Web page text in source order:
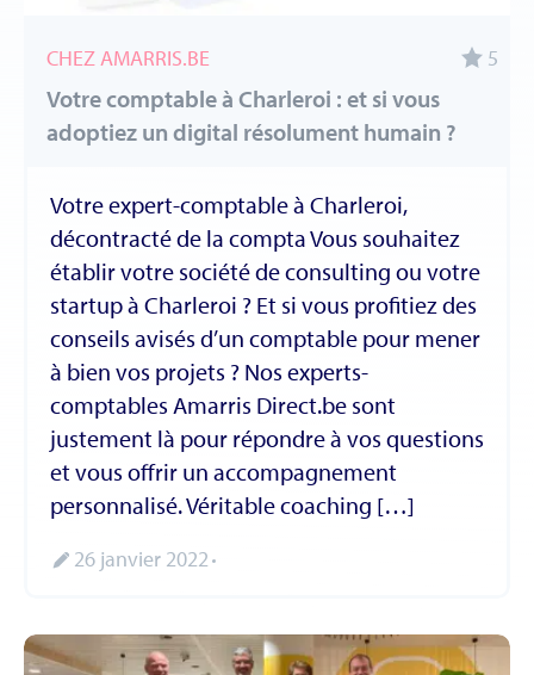
CHEZ AMARRIS.BE 5
Votre comptable à Charleroi : et si vous
adoptiez un digital résolument humain ?
Votre expert-comptable à Charleroi,
décontracté de la compta Vous souhaitez
établir votre société de consulting ou votre
startup à Charleroi ? Et si vous profitiez des
conseils avisés d’un comptable pour mener
à bien vos projets ? Nos experts-
comptables Amarris Direct.be sont
justement là pour répondre à vos questions
et vous offrir un accompagnement
personnalisé. Véritable coaching […]
26 janvier 2022